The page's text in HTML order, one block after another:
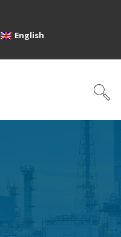
English